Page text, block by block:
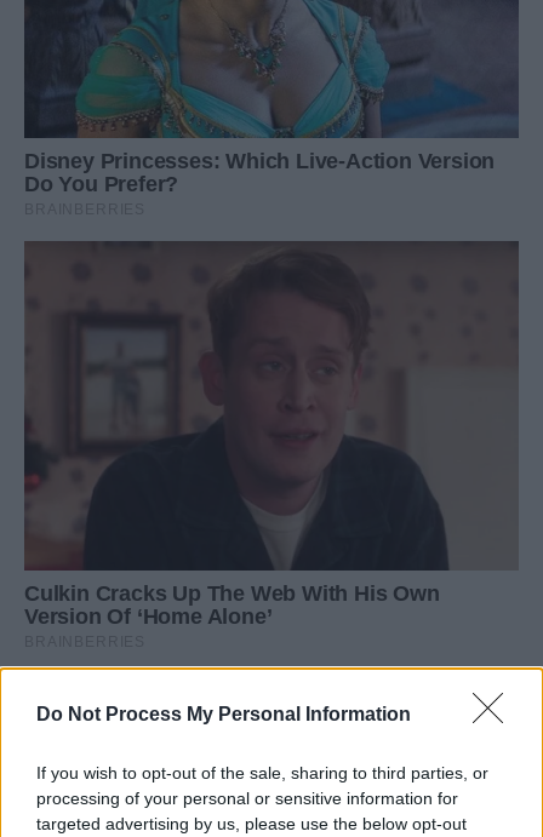
Do Not Process My Personal Information
If you wish to opt-out of the sale, sharing to third parties, or
processing of your personal or sensitive information for
targeted advertising by us, please use the below opt-out